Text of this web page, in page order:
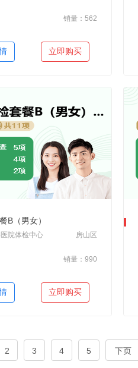
＋加入对比
销量：562
立即购买
＋加入对比
B（男女）
院体检中心 房山区
销量：990
立即购买
2 3 4 5 下页